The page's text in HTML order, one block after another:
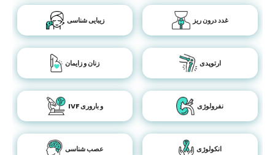
زیبایی شناسی غدد درون ریز
زنان و زایمان ارتوپدی
IVF و باروری نفرولوژی
عصب شناسی انکولوژی